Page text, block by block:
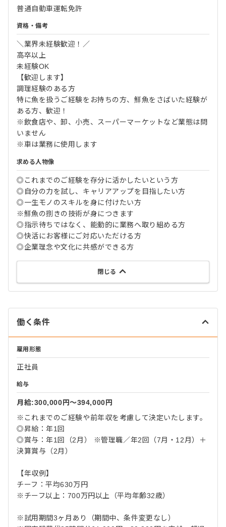
普通自動車運転免許
資格・備考
＼業界未経験歓迎！／
高卒以上
未経験OK
【歓迎します】
調理経験のある方
特に魚を扱うご経験をお持ちの方、鮮魚をさばいた経験が
ある方、歓迎！
※飲食店や、卸、小売、スーパーマーケットなど業態は問
いません
※車は業務に使用します
求める人物像
◎これまでのご経験を存分に活かしたいという方
◎自分の力を試し、キャリアアップを目指したい方
◎一生モノのスキルを身に付けたい方
※鮮魚の捌きの技術が身につきます
◎指示待ちではなく、能動的に業務へ取り組める方
◎快活にお客様にご対応いただける方
◎企業理念や文化に共感ができる方
閉じる
働く条件
雇用形態
正社員
給与
月給:300,000円〜394,000円
※これまでのご経験や前年収を考慮して決定いたします。
◎昇給：年1回
◎賞与：年1回（2月） ※管理職／年2回（7月・12月）＋
決算賞与（2月）
【年収例】
チーフ：平均630万円
※チーフ以上：700万円以上（平均年齢32歳）
※試用期間3ヶ月あり（期間中、条件変更なし）